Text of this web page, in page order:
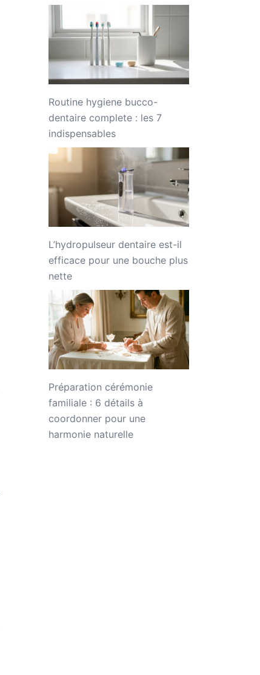
Routine hygiene bucco-
dentaire complete : les 7
indispensables
L’hydropulseur dentaire est-il
efficace pour une bouche plus
nette
Préparation cérémonie
familiale : 6 détails à
coordonner pour une
harmonie naturelle